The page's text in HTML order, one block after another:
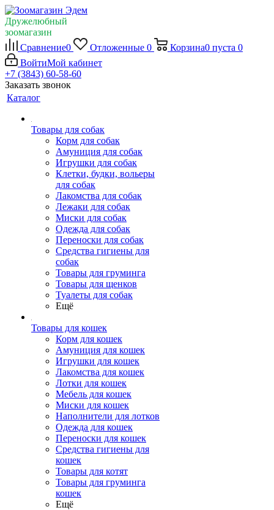
Дружелюбный
зоомагазин
Сравнение0 Отложенные 0 Корзина0 пуста 0
ВойтиМой кабинет
+7 (3843) 60-58-60
Заказать звонок
Каталог
Товары для собак
Корм для собак
Амуниция для собак
Игрушки для собак
Клетки, будки, вольеры
для собак
Лакомства для собак
Лежаки для собак
Миски для собак
Одежда для собак
Переноски для собак
Средства гигиены для
собак
Товары для груминга
Товары для щенков
Туалеты для собак
Ещё
Товары для кошек
Корм для кошек
Амуниция для кошек
Игрушки для кошек
Лакомства для кошек
Лотки для кошек
Мебель для кошек
Миски для кошек
Наполнители для лотков
Одежда для кошек
Переноски для кошек
Средства гигиены для
кошек
Товары для котят
Товары для груминга
кошек
Ещё